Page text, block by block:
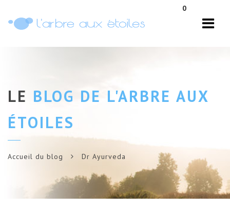
0
LE BLOG DE L'ARBRE AUX
ÉTOILES
Accueil du blog Dr Ayurveda